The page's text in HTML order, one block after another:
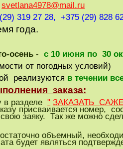
svetlana4978@mail.ru
319 27 28, +375 (29) 828
года.
осень - с 10 июня по 30
от погодных условий)
реализуются в течении
заказа:
в разделе " ЗАКАЗАТЬ
присваивается номер,
заяку. Так же можно
объемный,
будет являться